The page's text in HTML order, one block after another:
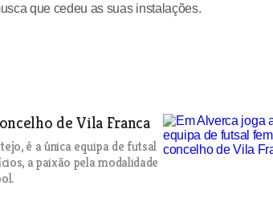
que cedeu as suas instalações.
de Vila Franca
é a única equipa de futsal
a paixão pela modalidade